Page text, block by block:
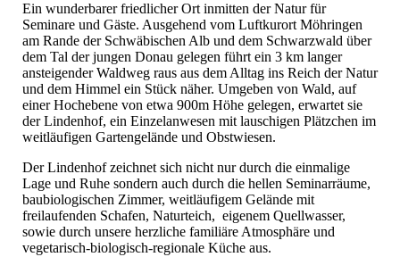
Ein wunderbarer friedlicher Ort inmitten der Natur für
Seminare und Gäste. Ausgehend vom Luftkurort Möhringen
am Rande der Schwäbischen Alb und dem Schwarzwald über
dem Tal der jungen Donau gelegen führt ein 3 km langer
ansteigender Waldweg raus aus dem Alltag ins Reich der Natur
und dem Himmel ein Stück näher. Umgeben von Wald, auf
einer Hochebene von etwa 900m Höhe gelegen, erwartet sie
der Lindenhof, ein Einzelanwesen mit lauschigen Plätzchen im
weitläufigen Gartengelände und Obstwiesen.
Der Lindenhof zeichnet sich nicht nur durch die einmalige
Lage und Ruhe sondern auch durch die hellen Seminarräume,
baubiologischen Zimmer, weitläufigem Gelände mit
freilaufenden Schafen, Naturteich, eigenem Quellwasser,
sowie durch unsere herzliche familiäre Atmosphäre und
vegetarisch-biologisch-regionale Küche aus.